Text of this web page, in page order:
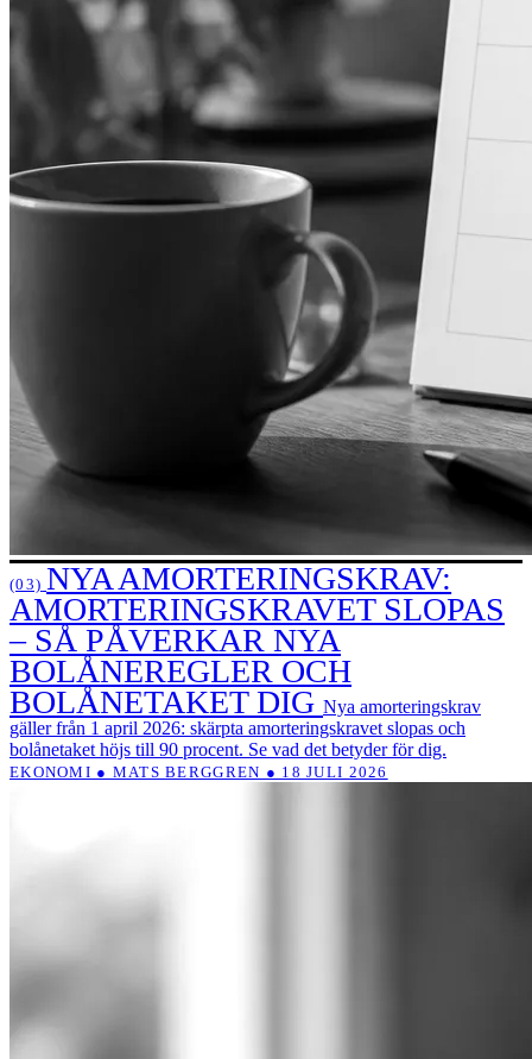
(03) NYA AMORTERINGSKRAV:
AMORTERINGSKRAVET SLOPAS
– SÅ PÅVERKAR NYA
BOLÅNEREGLER OCH
BOLÅNETAKET DIG Nya amorteringskrav
gäller från 1 april 2026: skärpta amorteringskravet slopas och
bolånetaket höjs till 90 procent. Se vad det betyder för dig.
EKONOMI ● MATS BERGGREN ● 18 JULI 2026